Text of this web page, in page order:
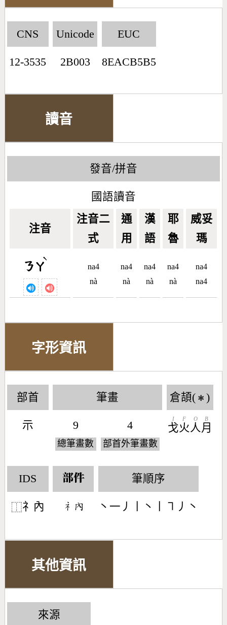
CNS
12-3535
Unicode
2B003
EUC
8EACB5B5
讀音
發音/拼音
國語讀音
注音
注音二
式
通
用
漢
語
耶
魯
威妥
瑪
ㄋㄚ
ˋ
na4
nà
na4
nà
na4
nà
na4
nà
na4
na4
字形資訊
部首
示
筆畫
9
總筆畫數
4
部首外筆畫數
倉頡( ✱ )
戈
I
火
F
人
O
月
B
IDS
⿰礻內
部件
󶄛󶃘
筆順序
丶一丿丨丶丨㇕丿丶
其他資訊
來源